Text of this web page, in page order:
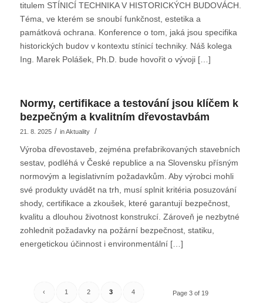
titulem STÍNICÍ TECHNIKA V HISTORICKÝCH BUDOVÁCH.
Téma, ve kterém se snoubí funkčnost, estetika a
památková ochrana. Konference o tom, jaká jsou specifika
historických budov v kontextu stínicí techniky. Náš kolega
Ing. Marek Polášek, Ph.D. bude hovořit o vývoji […]
Normy, certifikace a testování jsou klíčem k
bezpečným a kvalitním dřevostavbám
21. 8. 2025 / inAktuality /
Výroba dřevostaveb, zejména prefabrikovaných stavebních
sestav, podléhá v České republice a na Slovensku přísným
normovým a legislativním požadavkům. Aby výrobci mohli
své produkty uvádět na trh, musí splnit kritéria posuzování
shody, certifikace a zkoušek, které garantují bezpečnost,
kvalitu a dlouhou životnost konstrukcí. Zároveň je nezbytné
zohlednit požadavky na požární bezpečnost, statiku,
energetickou účinnost i environmentální […]
Page 3 of 19
‹ 1 2 3 4